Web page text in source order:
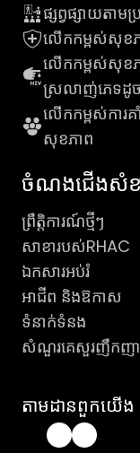
ផ្សព្វផ្សាយតា
លើកកម្ពស់សុខ
លើកកម្ពស់សុខភា
ស្រលាញ់ភេទដូច
លើកកម្ពស់ការ
សុខភាព
ចំណងជើងសំខ
ព្រឹត្តិការណ៍ថ្មីៗ
សាខារបស់RHAC
ឯកសារអប់រំ
អាជីព និងឱកាស
ទំនាក់ទំនង
សំណួរគេសួរញឹកញ
តាមដានពួកយើង